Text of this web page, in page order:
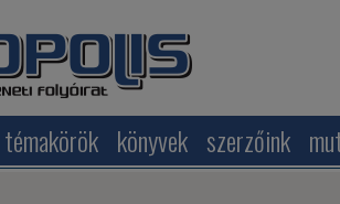
témakörök könyvek szerzőink